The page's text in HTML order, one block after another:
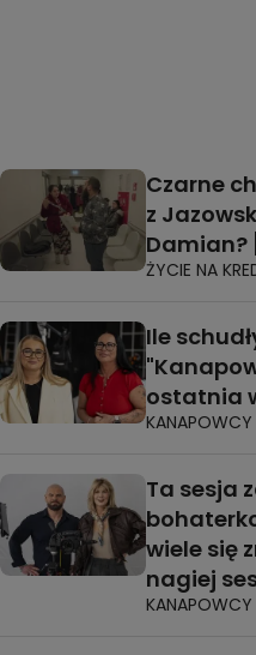
Czarne
z
Damian?
ŻYCIE NA
Ile
ostatnia
KANAPOWCY
Ta sesja
wiele się
nagiej
KANAPOWCY